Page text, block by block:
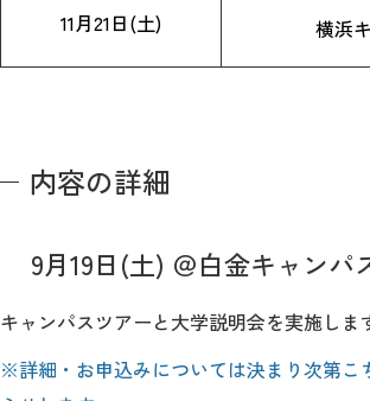
11月21日(土) 横浜
内容の詳細
9月19日(土) ＠白金キャンパ
キャンパスツアーと大学説明会を実施しま
※詳細・お申込みについては決まり次第こ